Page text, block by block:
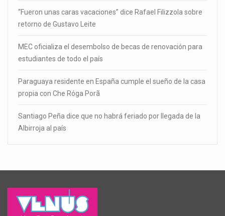
“Fueron unas caras vacaciones” dice Rafael Filizzola sobre
retorno de Gustavo Leite
MEC oficializa el desembolso de becas de renovación para
estudiantes de todo el país
Paraguaya residente en España cumple el sueño de la casa
propia con Che Róga Porã
Santiago Peña dice que no habrá feriado por llegada de la
Albirroja al país